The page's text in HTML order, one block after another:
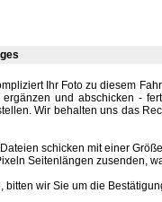
Ihr Foto zu diesem
und abschicken -
Wir behalten uns das
schicken mit einer
Seitenlängen zusenden,
bitten wir Sie um die